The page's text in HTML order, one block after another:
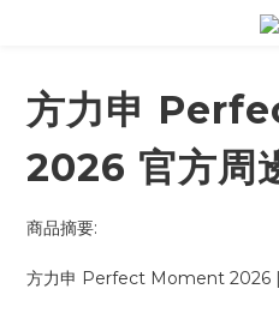
方力申
2026 官方周
商品摘要:
方力申 Perfect Moment 2026 |